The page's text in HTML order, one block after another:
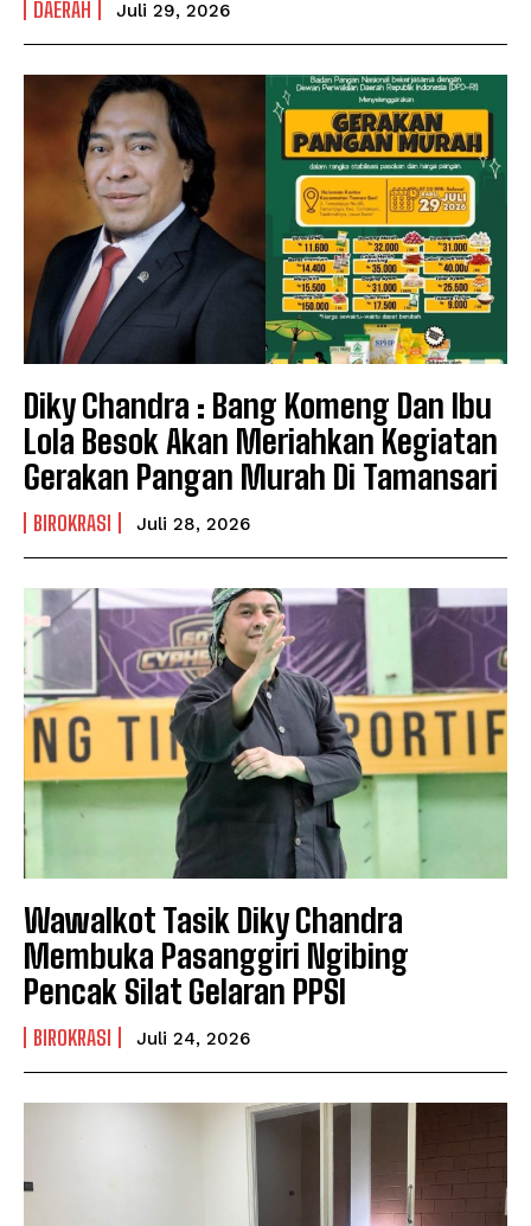
DAERAH Juli 29, 2026
Diky Chandra : Bang Komeng Dan Ibu
Lola Besok Akan Meriahkan Kegiatan
Gerakan Pangan Murah Di Tamansari
BIROKRASI Juli 28, 2026
Wawalkot Tasik Diky Chandra
Membuka Pasanggiri Ngibing
Pencak Silat Gelaran PPSI
BIROKRASI Juli 24, 2026